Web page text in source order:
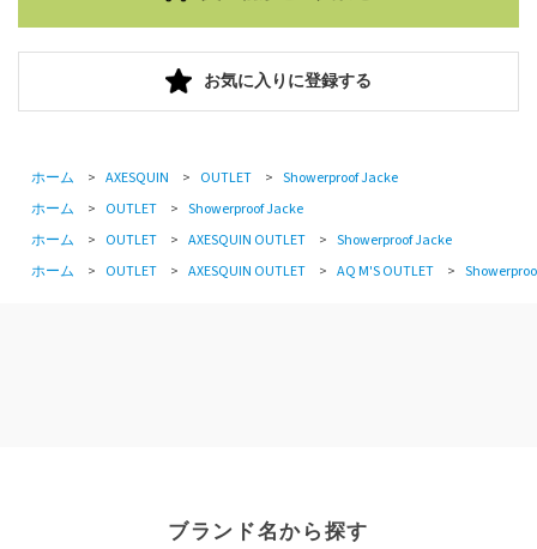
お気に入りに登録する
ホーム > AXESQUIN > OUTLET > Showerproof Jacke
ホーム
> OUTLET > Showerproof Jacke
ホーム
> OUTLET > AXESQUIN OUTLET > Showerproof Jacke
ホーム
> OUTLET > AXESQUIN OUTLET > AQ M'S OUTLET >
ブランド名から探す